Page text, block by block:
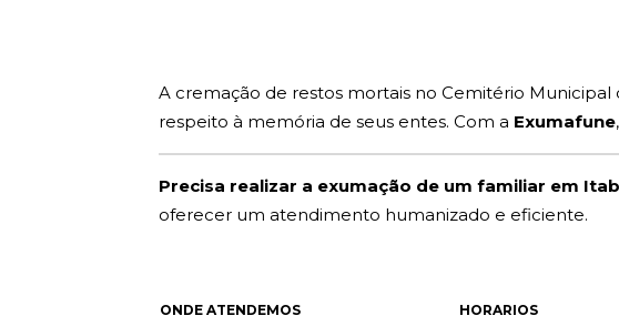
A cremação de restos mortais no Cemitério
respeito à memória de seus entes. Com a Exumafune
Precisa realizar a exumação de um familiar em
oferecer um atendimento humanizado e eficiente.
ONDE ATENDEMOS HORARIOS